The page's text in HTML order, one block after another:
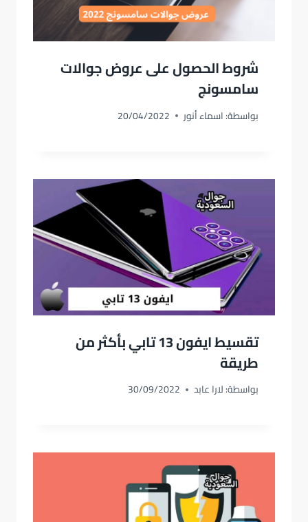
شروط الحصول على عروض جوالات
سامسونج
بواسطة:اسماء أنور 20/04/2022
تقسيط ايفون 13 تابي بأكثر من
طريقة
بواسطة:لارا عابد 30/09/2022